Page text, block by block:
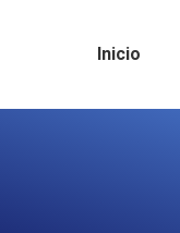
Inicio